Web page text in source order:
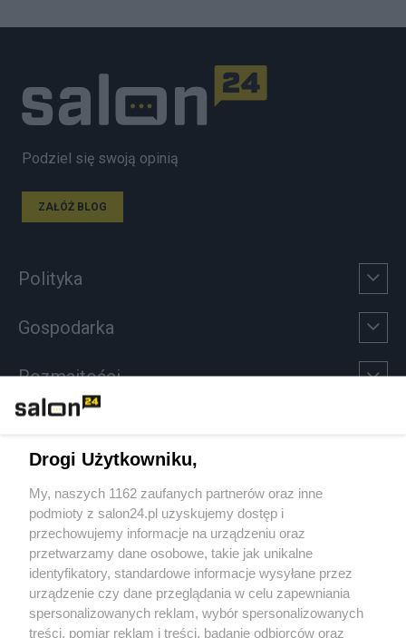
Podziel się swoją opinią
ZAŁÓŻ BLOG
Polityka
Gospodarka
Rozmaitości
Sport
Społeczeństwo
Kultura
Drogi Użytkowniku,
My, naszych 1162 zaufanych partnerów oraz inne
podmioty z salon24.pl uzyskujemy dostęp i
przechowujemy informacje na urządzeniu oraz
przetwarzamy dane osobowe, takie jak unikalne
identyfikatory, standardowe informacje wysyłane przez
urządzenie czy dane przeglądania w celu zapewniania
spersonalizowanych reklam, wybór spersonalizowanych
treści, pomiar reklam i treści, badanie odbiorców oraz